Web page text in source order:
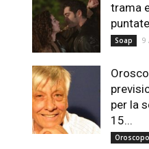
trama
Soap 9
per la
15...